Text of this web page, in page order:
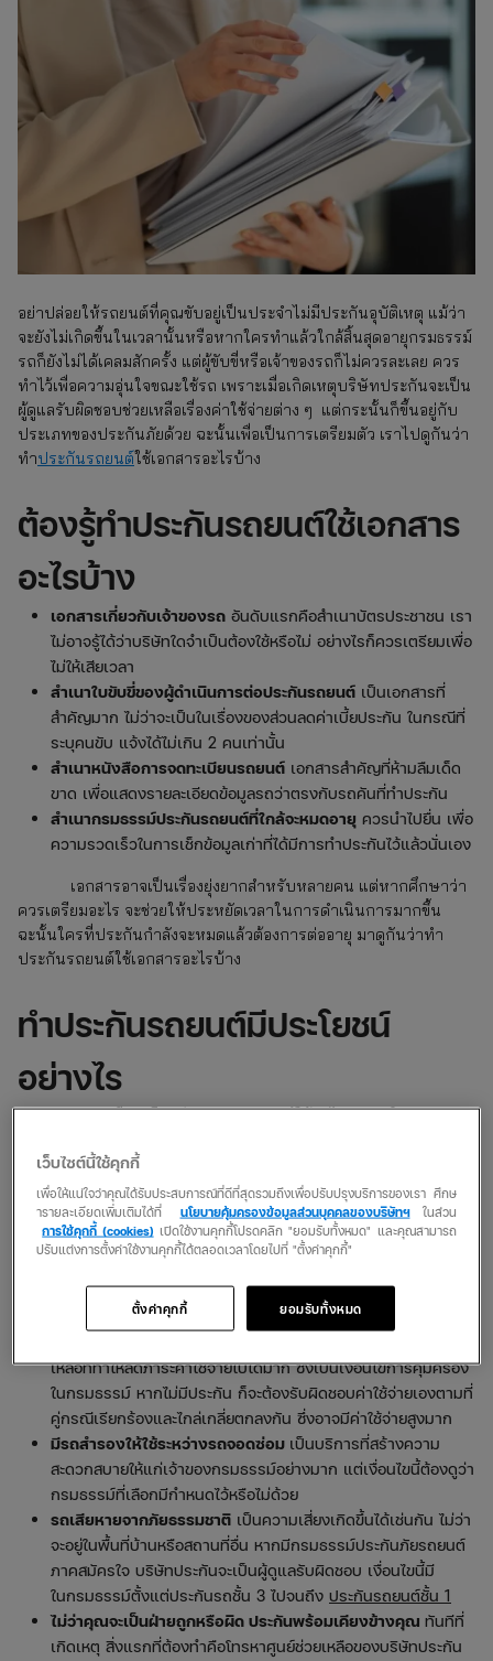
อย่าปล่อยให้รถยนต์ที่คุณขับอยู่เป็นประจำไม่มีประกันอุบัติเหตุ แม้ว่า
จะยังไม่เกิดขึ้นในเวลานั้นหรือหากใครทำแล้วใกล้สิ้นสุดอายุกรมธรรม์
รถก็ยังไม่ได้เคลมสักครั้ง แต่ผู้ขับขี่หรือเจ้าของรถก็ไม่ควรละเลย ควร
ทำไว้เพื่อความอุ่นใจขณะใช้รถ เพราะเมื่อเกิดเหตุบริษัทประกันจะเป็น
ผู้ดูแลรับผิดชอบช่วยเหลือเรื่องค่าใช้จ่ายต่าง ๆ แต่กระนั้นก็ขึ้นอยู่กับ
ประเภทของประกันภัยด้วย ฉะนั้นเพื่อเป็นการเตรียมตัว เราไปดูกันว่า
ทําประกันรถยนต์ใช้เอกสารอะไรบ้าง
ต้องรู้ทําประกันรถยนต์ใช้เอกสาร
อะไรบ้าง
เอกสารเกี่ยวกับเจ้าของรถ อันดับแรกคือสำเนาบัตรประชาชน เรา
ไม่อาจรู้ได้ว่าบริษัทใดจำเป็นต้องใช้หรือไม่ อย่างไรก็ควรเตรียมเพื่อ
ไม่ให้เสียเวลา
สำเนาใบขับขี่ของผู้ดำเนินการต่อประกันรถยนต์ เป็นเอกสารที่
สำคัญมาก ไม่ว่าจะเป็นในเรื่องของส่วนลดค่าเบี้ยประกัน ในกรณีที่
ระบุคนขับ แจ้งได้ไม่เกิน 2 คนเท่านั้น
สำเนาหนังสือการจดทะเบียนรถยนต์ เอกสารสำคัญที่ห้ามลืมเด็ด
ขาด เพื่อแสดงรายละเอียดข้อมูลรถว่าตรงกับรถคันที่ทำประกัน
สำเนากรมธรรม์ประกันรถยนต์ที่ใกล้จะหมดอายุ ควรนำไปยื่น เพื่อ
ความรวดเร็วในการเช็กข้อมูลเก่าที่ได้มีการทำประกันไว้แล้วนั่นเอง
เอกสารอาจเป็นเรื่องยุ่งยากสำหรับหลายคน แต่หากศึกษาว่า
ควรเตรียมอะไร จะช่วยให้ประหยัดเวลาในการดำเนินการมากขึ้น
ฉะนั้นใครที่ประกันกำลังจะหมดแล้วต้องการต่ออายุ มาดูกันว่าทํา
ประกันรถยนต์ใช้เอกสารอะไรบ้าง
ทำประกันรถยนต์มีประโยชน์
อย่างไร
การทำประกันมีประโยชน์แน่นอนสำหรับผู้ใช้รถไม่ว่าจะเดินทางบ่อย
ภาพชัดเจนมากขึ้น เราไปดูกันประโยชน์ที่ว่านั้นมีอะไรบ้าง
อุบัติเหตุเกิดขึ้น มีประกันช่วยแบ่งเบาภาระเหตุกาณ์ฉุกเฉินหรือ
อุบัติเหตุเป็นเรื่องที่เกิดขึ้นได้โดยที่เราไม่อาจคาดเดาได้ สิ่งที่ตามมา
คือค่าซ่อมรถ การได้รับบาดเจ็บและเสียเวลา หากทำประกันไว้ตั้งแต่
ประเภทประกันรถยนต์ชั้น 1/ 2 / 2+ / 3 / 3+ จะได้รับความ
คุ้มครองตามที่ตกลง
เหลือที่ทำให้ลดภาระค่าใช้จ่ายไปได้มาก ซึ่งเป็นเงื่อนไขการคุ้มครอง
ในกรมธรรม์ หากไม่มีประกัน ก็จะต้องรับผิดชอบค่าใช้จ่ายเองตามที่
คู่กรณีเรียกร้องและไกล่เกลี่ยตกลงกัน ซึ่งอาจมีค่าใช้จ่ายสูงมาก
มีรถสำรองให้ใช้ระหว่างรถจอดซ่อม เป็นบริการที่สร้างความ
สะดวกสบายให้แก่เจ้าของกรมธรรม์อย่างมาก แต่เงื่อนไขนี้ต้องดูว่า
กรมธรรม์ที่เลือกมีกำหนดไว้หรือไม่ด้วย
รถเสียหายจากภัยธรรมชาติ เป็นความเสี่ยงเกิดขึ้นได้เช่นกัน ไม่ว่า
จะอยู่ในพื้นที่บ้านหรือสถานที่อื่น หากมีกรมธรรม์ประกันภัยรถยนต์
ภาคสมัครใจ บริษัทประกันจะเป็นผู้ดูแลรับผิดชอบ เงื่อนไขนี้มี
ในกรมธรรม์ตั้งแต่ประกันรถชั้น 3 ไปจนถึง ประกันรถยนต์ชั้น 1
ไม่ว่าคุณจะเป็นฝ่ายถูกหรือผิด ประกันพร้อมเคียงข้างคุณ ทันทีที่
เกิดเหตุ สิ่งแรกที่ต้องทำคือโทรหาศูนย์ช่วยเหลือของบริษัทประกัน
เว็บไซต์นี้ใช้คุกกี้
เพื่อให้แน่ใจว่าคุณได้รับประสบการณ์ที่ดีที่สุดรวมถึงเพื่อปรับปรุงบริการของเรา ศึกษ
ารายละเอียดเพิ่มเติมได้ที่
นโยบายคุ้มครองข้อมูลส่วนบุคคลของบริษัทฯในส่วน
การใช้คุกกี้ (cookies) เปิดใช้งานคุกกี้โปรดคลิก "ยอมรับทั้งหมด" และคุณสามารถ
ปรับแต่งการตั้งค่าใช้งานคุกกี้ได้ตลอดเวลาโดยไปที่ "ตั้งค่าคุกกี้"
ยอมรับทั้งหมด
ตั้งค่าคุกกี้